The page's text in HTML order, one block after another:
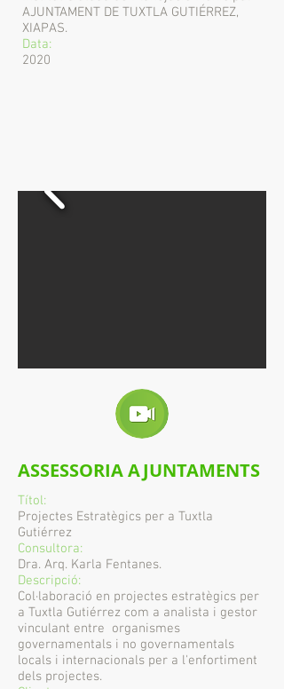
AJUNTAMENT DE TUXTLA GUTIÉRREZ,
XIAPAS.
Data:
2020
ASSESSORIA AJUNTAMENTS
Títol:
Projectes Estratègics per a Tuxtla
Gutiérrez
Consultora:
Dra. Arq. Karla Fentanes.
Descripció:
Col·laboració en projectes estratègics per
a Tuxtla Gutiérrez com a analista i gestor
vinculant entre organismes
governamentals i no governamentals
locals i internacionals per a l'enfortiment
dels projectes.